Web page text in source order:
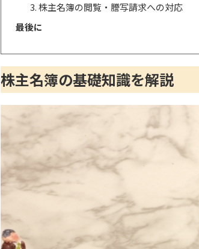
3. 株主名簿の閲覧・謄写請求への対応
最後に
株主名簿の基礎知識を解説